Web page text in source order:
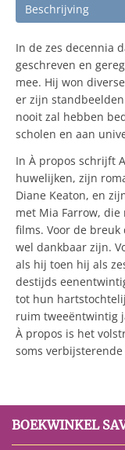
Beschrijving
In de zes decennia
geschreven en
mee. Hij won
er zijn
nooit zal hebben
scholen en aan
In À propos schrijft
huwelijken, zijn
Diane Keaton, en
met Mia Farrow,
films. Voor de breuk
wel dankbaar zijn.
als hij toen hij als
destijds
tot hun
ruim tweeëntwintig
À propos is het
soms
BOEKWINKEL